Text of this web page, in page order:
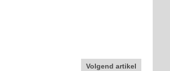
Volgend artikel